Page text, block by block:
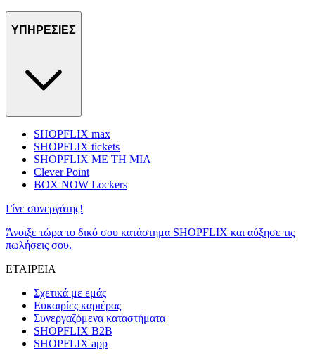
ΥΠΗΡΕΣΙΕΣ
SHOPFLIX max
SHOPFLIX tickets
SHOPFLIX ΜΕ ΤΗ ΜΙΑ
Clever Point
BOX NOW Lockers
Γίνε συνεργάτης!
Άνοιξε τώρα το δικό σου κατάστημα SHOPFLIX και αύξησε τις
πωλήσεις σου.
ΕΤΑΙΡΕΙΑ
Σχετικά με εμάς
Ευκαιρίες καριέρας
Συνεργαζόμενα καταστήματα
SHOPFLIX B2B
SHOPFLIX app